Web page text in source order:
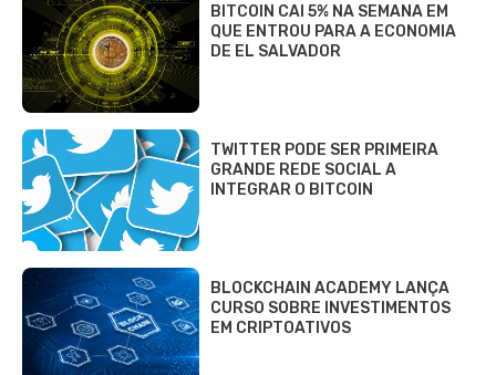
BITCOIN CAI 5% NA SEMANA EM
QUE ENTROU PARA A ECONOMIA
DE EL SALVADOR
TWITTER PODE SER PRIMEIRA
GRANDE REDE SOCIAL A
INTEGRAR O BITCOIN
BLOCKCHAIN ACADEMY LANÇA
CURSO SOBRE INVESTIMENTOS
EM CRIPTOATIVOS